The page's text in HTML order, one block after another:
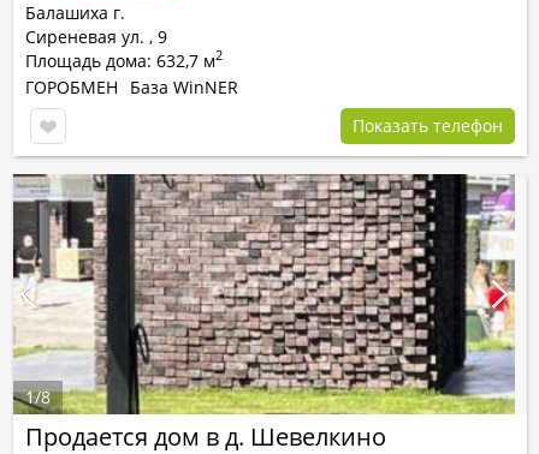
Балашиха г.
Сиреневая ул. , 9
Площадь дома: 632,7 м2
ГОРОБМЕН
База WinNER
Показать телефон
Продается дом в д. Шевелкино
1/8